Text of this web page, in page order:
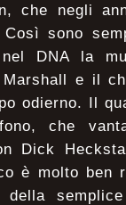
che negli
sono
DNA la
e il
odierno. Il
che
Dick
è molto ben